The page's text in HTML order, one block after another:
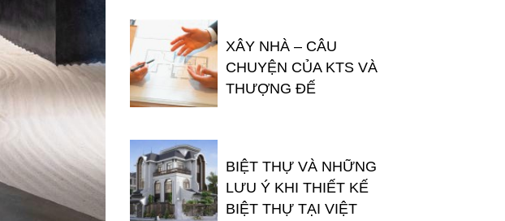
XÂY NHÀ – CÂU
CHUYỆN CỦA KTS VÀ
THƯỢNG ĐẾ
BIỆT THỰ VÀ NHỮNG
LƯU Ý KHI THIẾT KẾ
BIỆT THỰ TẠI VIỆT